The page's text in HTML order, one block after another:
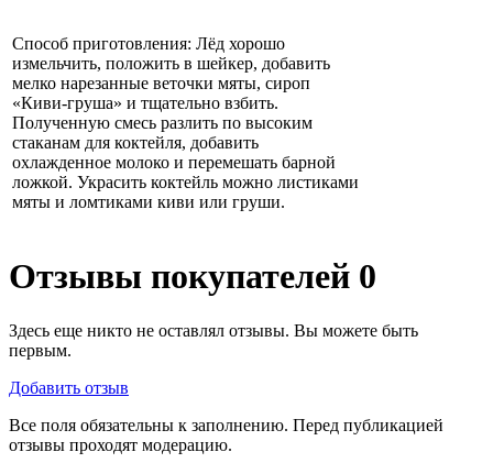
Способ приготовления: Лёд хорошо
измельчить, положить в шейкер, добавить
мелко нарезанные веточки мяты, сироп
«Киви-груша» и тщательно взбить.
Полученную смесь разлить по высоким
стаканам для коктейля, добавить
охлажденное молоко и перемешать барной
ложкой. Украсить коктейль можно листиками
мяты и ломтиками киви или груши.
Отзывы покупателей 0
Здесь еще никто не оставлял отзывы. Вы можете быть
первым.
Добавить отзыв
Все поля обязательны к заполнению. Перед публикацией
отзывы проходят модерацию.